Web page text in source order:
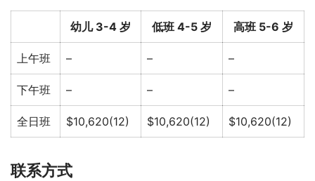
幼儿 3-4 岁 低班 4-5 岁 高班 5-6 岁
上午班 – – –
下午班 – – –
全日班 $10,620(12) $10,620(12) $10,620(12)
联系方式